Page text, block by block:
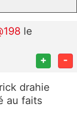
le
+ -
drahie
au faits